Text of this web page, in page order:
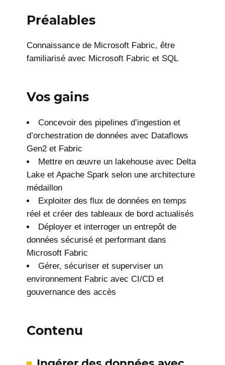
Préalables
Connaissance de Microsoft Fabric, être
familiarisé avec Microsoft Fabric et SQL
Vos gains
Concevoir des pipelines d’ingestion et
d’orchestration de données avec Dataflows
Gen2 et Fabric
Mettre en œuvre un lakehouse avec Delta
Lake et Apache Spark selon une architecture
médaillon
Exploiter des flux de données en temps
réel et créer des tableaux de bord actualisés
Déployer et interroger un entrepôt de
données sécurisé et performant dans
Microsoft Fabric
Gérer, sécuriser et superviser un
environnement Fabric avec CI/CD et
gouvernance des accès
Contenu